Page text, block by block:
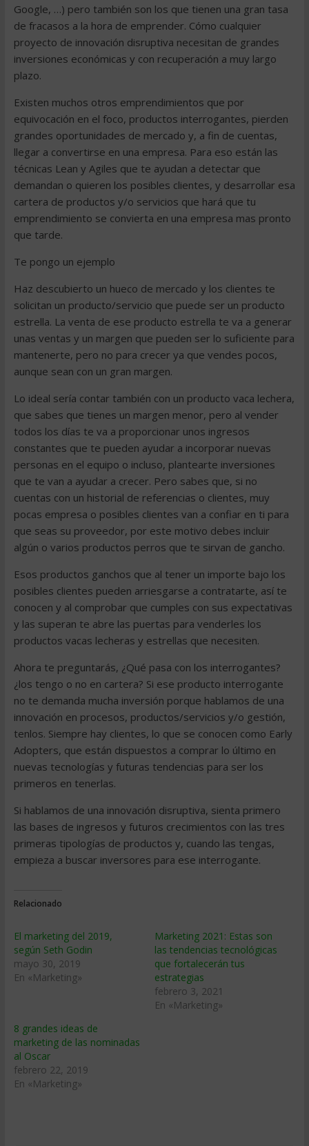
Google, …) pero también son los que tienen una gran tasa
de fracasos a la hora de emprender. Cómo cualquier
proyecto de innovación disruptiva necesitan de grandes
inversiones económicas y con recuperación a muy largo
plazo.
Existen muchos otros emprendimientos que por
equivocación en el foco, productos interrogantes, pierden
grandes oportunidades de mercado y, a fin de cuentas,
llegar a convertirse en una empresa. Para eso están las
técnicas Lean y Agiles que te ayudan a detectar que
demandan o quieren los posibles clientes, y desarrollar esa
cartera de productos y/o servicios que hará que tu
emprendimiento se convierta en una empresa mas pronto
que tarde.
Te pongo un ejemplo
Haz descubierto un hueco de mercado y los clientes te
solicitan un producto/servicio que puede ser un producto
estrella. La venta de ese producto estrella te va a generar
unas ventas y un margen que pueden ser lo suficiente para
mantenerte, pero no para crecer ya que vendes pocos,
aunque sean con un gran margen.
Lo ideal sería contar también con un producto vaca lechera,
que sabes que tienes un margen menor, pero al vender
todos los días te va a proporcionar unos ingresos
constantes que te pueden ayudar a incorporar nuevas
personas en el equipo o incluso, plantearte inversiones
que te van a ayudar a crecer. Pero sabes que, si no
cuentas con un historial de referencias o clientes, muy
pocas empresa o posibles clientes van a confiar en ti para
que seas su proveedor, por este motivo debes incluir
algún o varios productos perros que te sirvan de gancho.
Esos productos ganchos que al tener un importe bajo los
posibles clientes pueden arriesgarse a contratarte, así te
conocen y al comprobar que cumples con sus expectativas
y las superan te abre las puertas para venderles los
productos vacas lecheras y estrellas que necesiten.
Ahora te preguntarás, ¿Qué pasa con los interrogantes?
¿los tengo o no en cartera? Si ese producto interrogante
no te demanda mucha inversión porque hablamos de una
innovación en procesos, productos/servicios y/o gestión,
tenlos. Siempre hay clientes, lo que se conocen como Early
Adopters, que están dispuestos a comprar lo último en
nuevas tecnologías y futuras tendencias para ser los
primeros en tenerlas.
Si hablamos de una innovación disruptiva, sienta primero
las bases de ingresos y futuros crecimientos con las tres
primeras tipologías de productos y, cuando las tengas,
empieza a buscar inversores para ese interrogante.
Relacionado
El marketing del 2019,
según Seth Godin
mayo 30, 2019
En «Marketing»
Marketing 2021: Estas son
las tendencias tecnológicas
que fortalecerán tus
estrategias
febrero 3, 2021
En «Marketing»
8 grandes ideas de
marketing de las nominadas
al Oscar
febrero 22, 2019
En «Marketing»